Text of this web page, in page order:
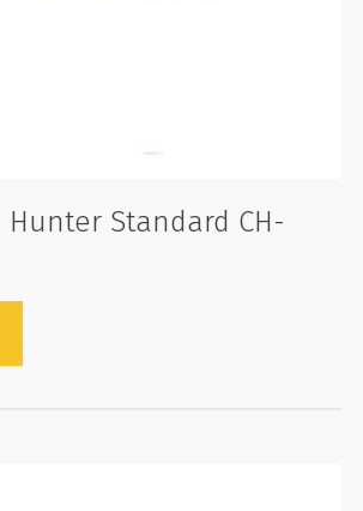
Standard CH-